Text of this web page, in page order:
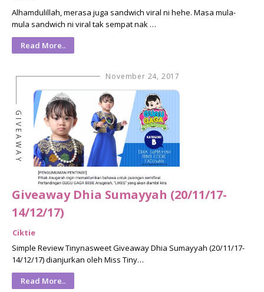
Alhamdulillah, merasa juga sandwich viral ni hehe. Masa mula-
mula sandwich ni viral tak sempat nak …
Read More..
November 24, 2017
GIVEAWAY
Giveaway Dhia Sumayyah (20/11/17-
14/12/17)
Ciktie
Simple Review Tinynasweet Giveaway Dhia Sumayyah (20/11/17-
14/12/17) dianjurkan oleh Miss Tiny…
Read More..